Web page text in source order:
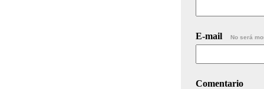
E-mail No será
Comentario